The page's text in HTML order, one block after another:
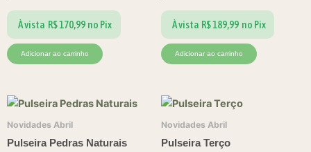
À vista R$170,99 no Pix
Adicionar ao carrinho
À vista R$189,99 no Pix
Adicionar ao carrinho
Novidades Abril
Pulseira Pedras Naturais
Este
produto
tem
Novidades Abril
Pulseira Terço